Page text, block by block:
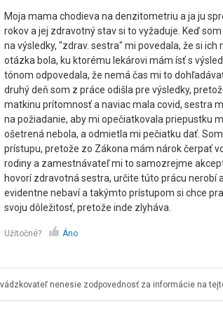
Moja mama chodieva na denzitometriu a ja ju
rokov a jej zdravotný stav si to vyžaduje. Keď
na výsledky, "zdrav. sestra" mi povedala, že si
otázka bola, ku ktorému lekárovi mám ísť s
tónom odpovedala, že nemá čas mi to
druhý deň som z práce odišla pre výsledky,
matkinu prítomnosť a naviac mala covid, sestra
na požiadanie, aby mi opečiatkovala priepustku
ošetrená nebola, a odmietla mi pečiatku dať.
prístupu, pretože zo Zákona mám nárok čerpať
rodiny a zamestnávateľ mi to samozrejme
hovorí zdravotná sestra, určite túto prácu nerobí
evidentne nebaví a takýmto prístupom si chce
svoju dôležitosť, pretože inde zlyháva.
Užitočné? Áno
nenesie zodpovednosť za informácie na